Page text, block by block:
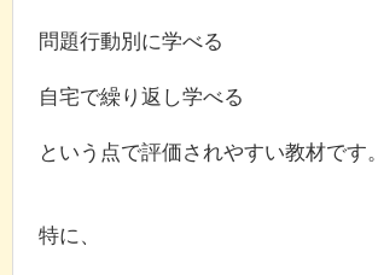
問題行動別に学べる
自宅で繰り返し学べる
という点で評価されやすい教材です。
特に、